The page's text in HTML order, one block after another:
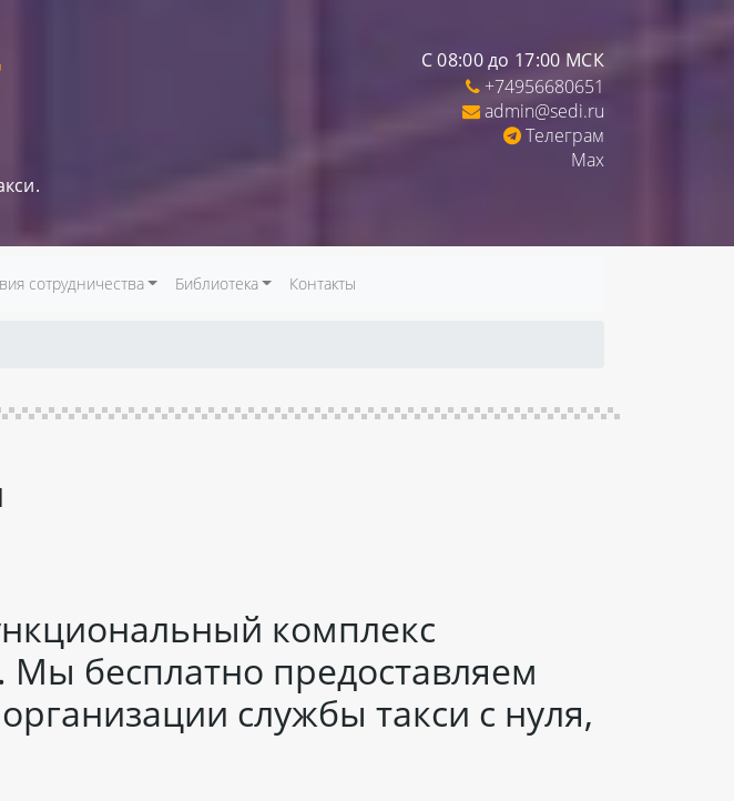
С 08:00 до 17:00 МСК
+74956680651
admin@sedi.ru
Телеграм
Max
сотрудничества Библиотека Контакты
комплекс
Мы бесплатно предоставляем
службы такси с нуля,